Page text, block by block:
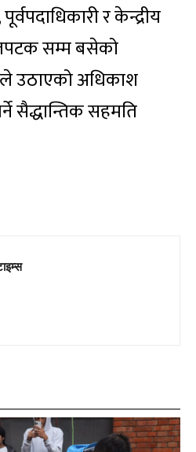
र केन्द्रीय
सम्म बसेको
अधिकाश
सैद्धान्तिक सहमति